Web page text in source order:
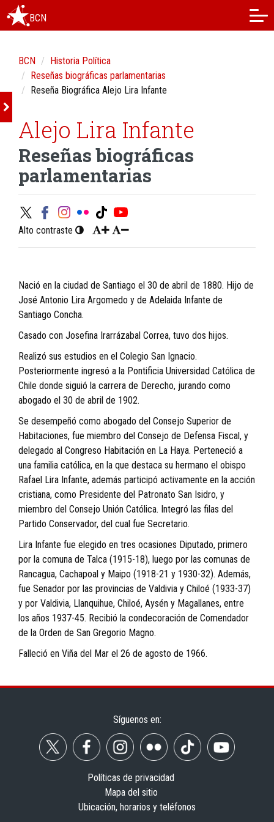
BCN
BCN
Historia Política
Reseñas biográficas parlamentarias
Reseña Biográfica Alejo Lira Infante
Alejo Lira Infante
Reseñas biográficas
parlamentarias
Alto contraste
Nació en la ciudad de Santiago el 30 de abril de 1880. Hijo de
José Antonio Lira Argomedo y de Adelaida Infante de
Santiago Concha.
Casado con Josefina Irarrázabal Correa, tuvo dos hijos.
Realizó sus estudios en el Colegio San Ignacio.
Posteriormente ingresó a la Pontificia Universidad Católica de
Chile donde siguió la carrera de Derecho, jurando como
abogado el 30 de abril de 1902.
Se desempeñó como abogado del Consejo Superior de
Habitaciones, fue miembro del Consejo de Defensa Fiscal, y
delegado al Congreso Habitación en La Haya. Perteneció a
una familia católica, en la que destaca su hermano el obispo
Rafael Lira Infante, además participó activamente en la acción
cristiana, como Presidente del Patronato San Isidro, y
miembro del Consejo Unión Católica. Integró las filas del
Partido Conservador, del cual fue Secretario.
Lira Infante fue elegido en tres ocasiones Diputado, primero
por la comuna de Talca (1915-18), luego por las comunas de
Rancagua, Cachapoal y Maipo (1918-21 y 1930-32). Además,
fue Senador por las provincias de Valdivia y Chiloé (1933-37)
y por Valdivia, Llanquihue, Chiloé, Aysén y Magallanes, entre
los años 1937-45. Recibió la condecoración de Comendador
de la Orden de San Gregorio Magno.
Falleció en Viña del Mar el 26 de agosto de 1966.
Síguenos en:
Políticas de privacidad
Mapa del sitio
Ubicación, horarios y teléfonos